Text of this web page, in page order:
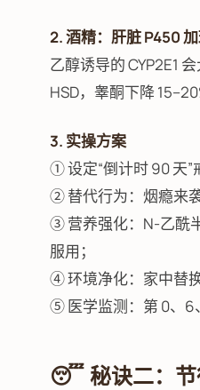
2. 酒精：肝脏 P450
乙醇诱导的 CYP2E1
HSD，睾酮下降
3. 实操方案
① 设定“倒计时 90 天”
② 替代行为：烟瘾来
③ 营养强化：N-乙酰
服用；
④ 环境净化：家中替
⑤ 医学监测：第 0、6
😴 秘诀二：